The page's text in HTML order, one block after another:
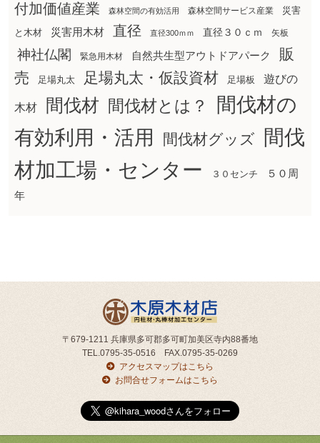
付加価値産業
森林空間の有効活用 森林空間サービス産業 災害
と木材 災害用木材 直径 直径300ｍｍ 直径３０ｃｍ 矢板
神社仏閣 緊急用木材 自然共生型アウトドアパーク
販
売
足場丸太 足場丸太・仮設資材 足場板 遊びの
木材 間伐材 間伐材とは？
間伐材の
有効利用・活用
間伐材グッズ
間伐
材加工場・センター
３０センチ
５０周
年
〒679-1211 兵庫県多可郡多可町加美区寺内88番地
TEL.0795-35-0516 FAX.0795-35-0269
アクセスマップはこちら
お問合せフォームはこちら